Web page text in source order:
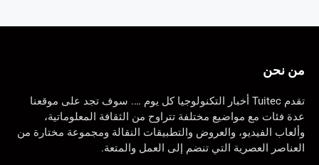
من نحن
تقدم Tuitec أخبار التكنولوجيا كل يوم …. سوف تجد على موقعنا
عدة فئات مع مواضيع مختلفة تتراوح من الثقافة المعلوماتية،
وألعاب الفيديو، والعروض والتطبيقات النقالة ومجموعة مختارة من
العناصر العصرية التي تنضم إلى العمل والمتعة.